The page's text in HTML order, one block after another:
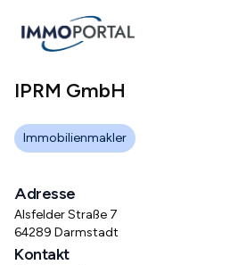
IPRM GmbH
Immobilienmakler
Adresse
Alsfelder Straße 7
64289 Darmstadt
Kontakt